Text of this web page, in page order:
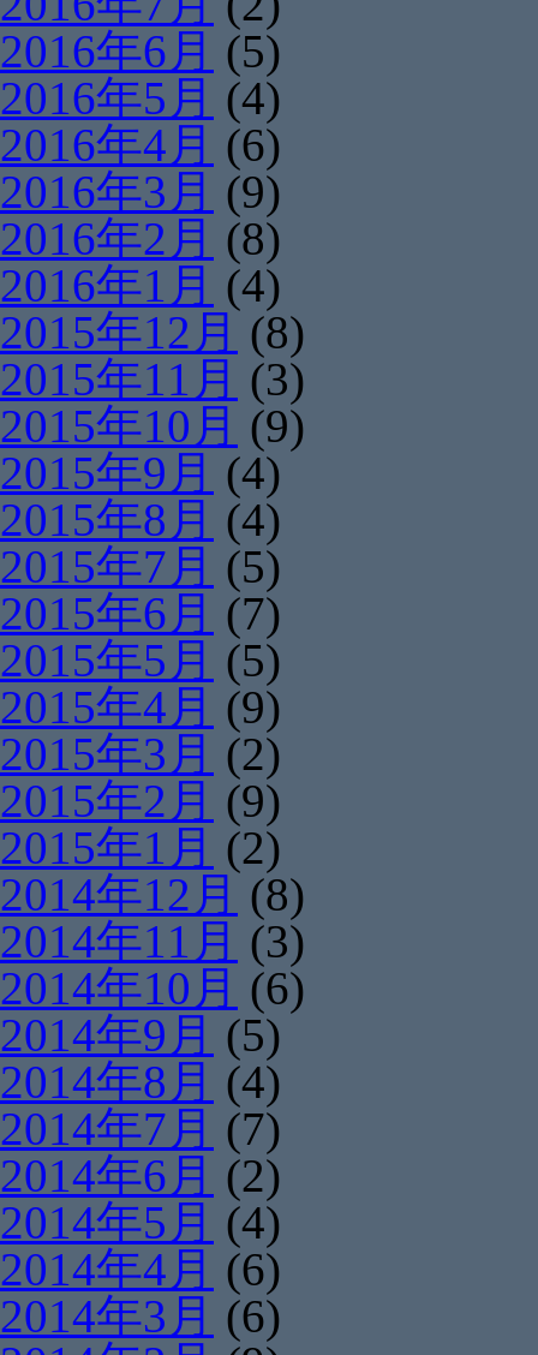
2016年6月 (5)
2016年5月 (4)
2016年4月 (6)
2016年3月 (9)
2016年2月 (8)
2016年1月 (4)
2015年12月 (8)
2015年11月 (3)
2015年10月 (9)
2015年9月 (4)
2015年8月 (4)
2015年7月 (5)
2015年6月 (7)
2015年5月 (5)
2015年4月 (9)
2015年3月 (2)
2015年2月 (9)
2015年1月 (2)
2014年12月 (8)
2014年11月 (3)
2014年10月 (6)
2014年9月 (5)
2014年8月 (4)
2014年7月 (7)
2014年6月 (2)
2014年5月 (4)
2014年4月 (6)
2014年3月 (6)